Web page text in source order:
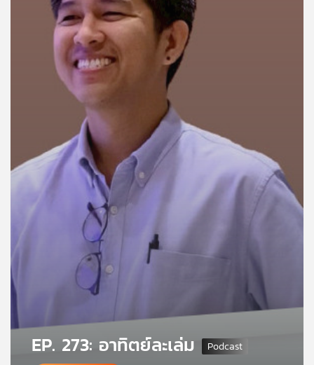
เครือ
ข่าย
วิทยุ
ไทย
EP. 273: อาทิตย์ละเล่ม